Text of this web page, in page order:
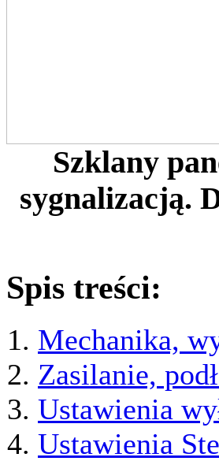
Szklany
sygnalizacją.
Spis treści:
Mechanika,
Zasilanie,
Ustawienia
Ustawienia